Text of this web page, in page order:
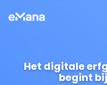
Het digitale
begint